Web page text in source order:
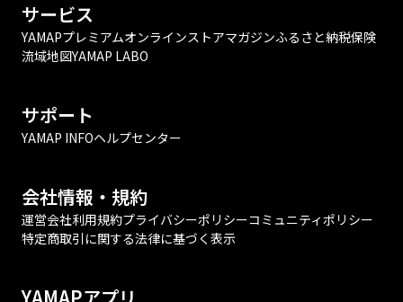
サービス
YAMAPプレミアムオンラインストアマガジンふるさと納税保険
流域地図YAMAP LABO
サポート
YAMAP INFOヘルプセンター
会社情報・規約
運営会社利用規約プライバシーポリシーコミュニティポリシー
特定商取引に関する法律に基づく表示